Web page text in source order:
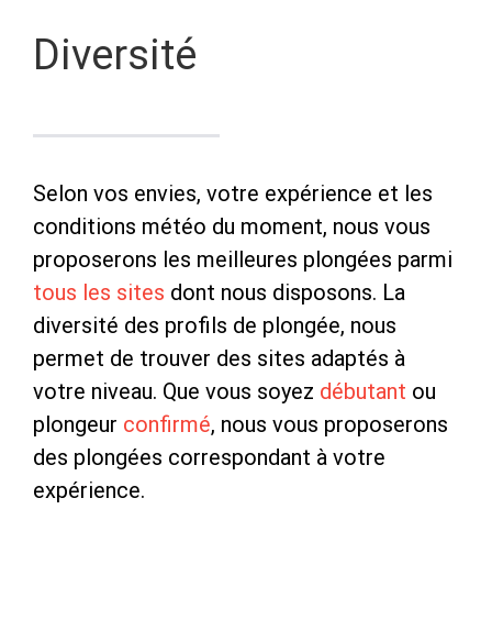
Diversité
Selon vos envies, votre expérience et les
conditions météo du moment, nous vous
proposerons les meilleures plongées parmi
tous les sites dont nous disposons. La
diversité des profils de plongée, nous
permet de trouver des sites adaptés à
votre niveau. Que vous soyez débutant ou
plongeur confirmé, nous vous proposerons
des plongées correspondant à votre
expérience.